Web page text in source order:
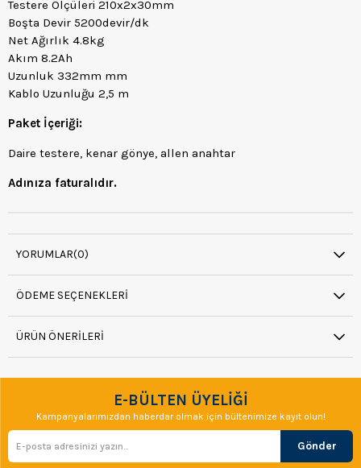
Testere Ölçüleri 210x2x30mm
Boşta Devir 5200devir/dk
Net Ağırlık 4.8kg
Akım 8.2Ah
Uzunluk 332mm mm
Kablo Uzunluğu 2,5 m
Paket İçeriği:
Daire testere, kenar gönye, allen anahtar
Adınıza faturalıdır.
YORUMLAR(0)
ÖDEME SEÇENEKLERI
ÜRÜN ÖNERILERI
E-BÜLTEN ÜYELİĞİ
Kampanyalarımızdan haberdar olmak için bültenimize kayıt olun!
Gönder